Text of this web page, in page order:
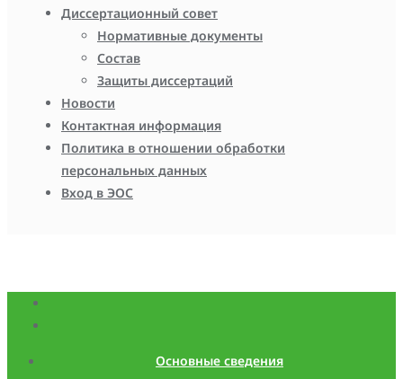
Диссертационный совет
Нормативные документы
Состав
Защиты диссертаций
Новости
Контактная информация
Политика в отношении обработки
персональных данных
Вход в ЭОС
Основные сведения